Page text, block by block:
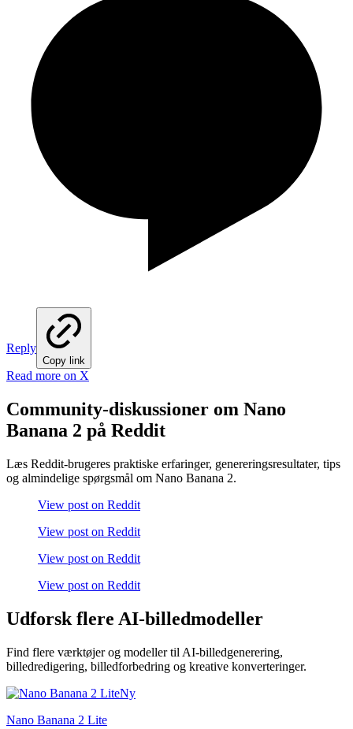
Reply
Copy link
Read more on X
Community-diskussioner om Nano
Banana 2 på Reddit
Læs Reddit-brugeres praktiske erfaringer, genereringsresultater, tips
og almindelige spørgsmål om Nano Banana 2.
View post on Reddit
View post on Reddit
View post on Reddit
View post on Reddit
Udforsk flere AI-billedmodeller
Find flere værktøjer og modeller til AI-billedgenerering,
billedredigering, billedforbedring og kreative konverteringer.
Ny
Nano Banana 2 Lite